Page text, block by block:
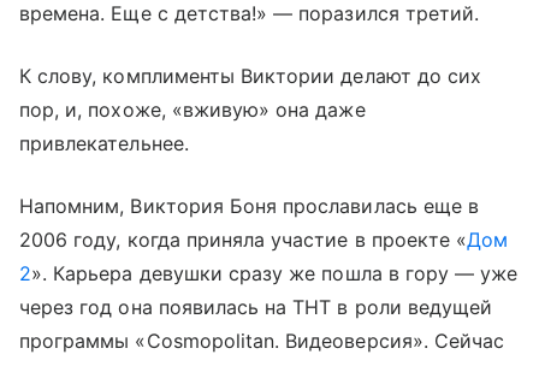
времена. Еще с детства!» — поразился третий.
К слову, комплименты Виктории делают до сих
пор, и, похоже, «вживую» она даже
привлекательнее.
Напомним, Виктория Боня прославилась еще в
2006 году, когда приняла участие в проекте «Дом
2». Карьера девушки сразу же пошла в гору — уже
через год она появилась на ТНТ в роли ведущей
программы «Cosmopolitan. Видеоверсия». Сейчас